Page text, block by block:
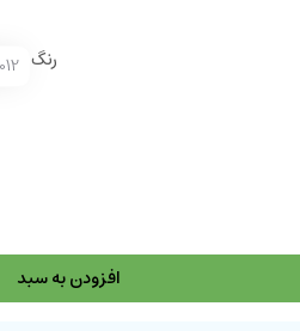
رنگ
افزودن به سبد